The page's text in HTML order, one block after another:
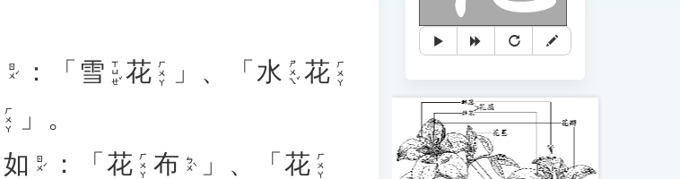
ㄖㄨˊ ：「 雪 ㄒㄩㄝˇ 花 ㄏㄨㄚ 」、「 水 ㄕㄨㄟˇ 花 ㄏㄨㄚ
ㄏㄨㄚ
」。
如 ㄖㄨˊ ：「 花 ㄏㄨㄚ 布 ㄅㄨˋ 」、「花 ㄏㄨㄚ